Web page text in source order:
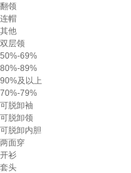
翻领
连帽
其他
双层领
50%-69%
80%-89%
90%及以上
70%-79%
可脱卸袖
可脱卸领
可脱卸内胆
两面穿
开衫
套头